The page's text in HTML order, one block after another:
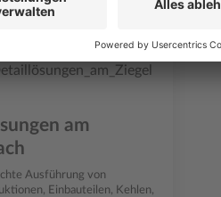
am
Ausführung von
Einbauteilen, Kehlen,